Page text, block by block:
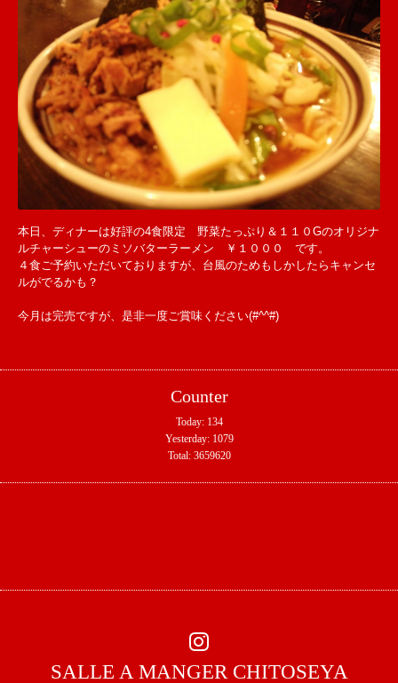
本日、ディナーは好評の4食限定 野菜たっぷり＆１１０Gのオリジナ
ルチャーシューのミソバターラーメン ￥１０００ です。
４食ご予約いただいておりますが、台風のためもしかしたらキャンセ
ルがでるかも？
今月は完売ですが、是非一度ご賞味ください(#^^#)
Counter
Today: 134
Yesterday: 1079
Total: 3659620
SALLE A MANGER CHITOSEYA